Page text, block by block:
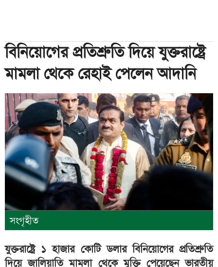
বিনিয়োগের প্রতিশ্রুতি দিয়ে যুক্তরাষ্ট্রে
মামলা থেকে রেহাই পেলেন আদানি
সংগৃহীত
যুক্তরাষ্ট্রে ১ হাজার কোটি ডলার বিনিয়োগের প্রতিশ্রুতি
দিয়ে জালিয়াতি মামলা থেকে মুক্তি পেয়েছেন ভারতীয়